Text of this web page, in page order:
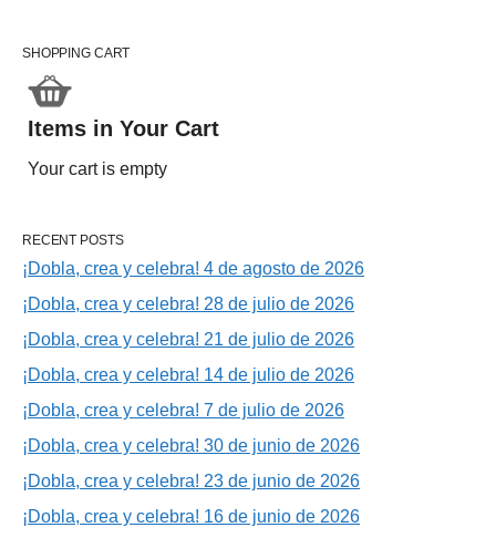
SHOPPING CART
Items in Your Cart
Your cart is empty
RECENT POSTS
¡Dobla, crea y celebra! 4 de agosto de 2026
¡Dobla, crea y celebra! 28 de julio de 2026
¡Dobla, crea y celebra! 21 de julio de 2026
¡Dobla, crea y celebra! 14 de julio de 2026
¡Dobla, crea y celebra! 7 de julio de 2026
¡Dobla, crea y celebra! 30 de junio de 2026
¡Dobla, crea y celebra! 23 de junio de 2026
¡Dobla, crea y celebra! 16 de junio de 2026